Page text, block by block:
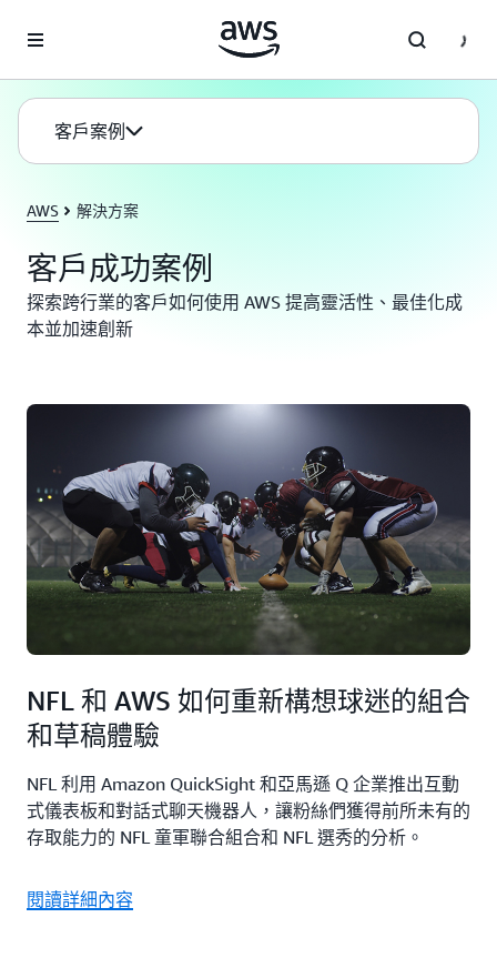
AWS 解決方案
客戶成功案例
探索跨行業的客戶如何使用 AWS 提高靈活性、最佳化成
本並加速創新
客戶案例
NFL 和 AWS 如何重新構想球迷的組合
和草稿體驗
NFL 利用 Amazon QuickSight 和亞馬遜 Q 企業推出互動
式儀表板和對話式聊天機器人，讓粉絲們獲得前所未有的
存取能力的 NFL 童軍聯合組合和 NFL 選秀的分析。
閱讀詳細內容